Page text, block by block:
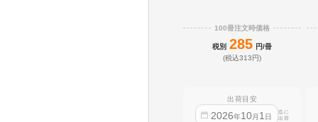
100冊注文時価格
税別 285 円/冊
(税込313円)
出荷目安
2026年10月 1 日
迄に
出荷